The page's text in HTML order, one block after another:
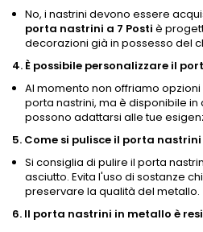
No, i nastrini devono essere
porta nastrini a 7 Posti è
decorazioni già in possesso del
4. È possibile personalizzare il
Al momento non offriamo
porta nastrini, ma è disponibile
possono adattarsi alle tue
5. Come si pulisce il porta nastrini
Si consiglia di pulire il porta
asciutto. Evita l'uso di sostanze
preservare la qualità del metallo.
6. Il porta nastrini in metallo è